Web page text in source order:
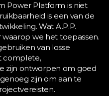
Power Platform is niet
is een van de
Wat A.P.P.
we het toepassen.
van losse
complete,
zijn ontworpen om goed
zijn om aan te